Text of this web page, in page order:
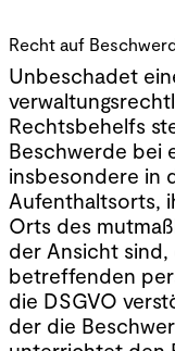
Recht auf
Unbeschadet
Rechtsbehelfs
Beschwerde bei
insbesondere in
Aufenthaltsorts,
Orts des
der Ansicht sind,
betreffenden
die DSGVO
der die